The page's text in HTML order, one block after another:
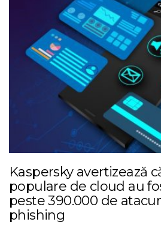
Kaspersky avertizează
populare de cloud au
peste 390.000 de
phishing